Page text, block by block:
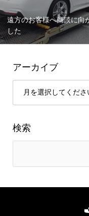
遠方のお客様へ商談に向
した
アーカイブ
検索